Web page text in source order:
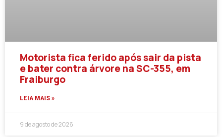
Motorista fica ferido após sair da pista
e bater contra árvore na SC-355, em
Fraiburgo
LEIA MAIS »
9 de agosto de 2026